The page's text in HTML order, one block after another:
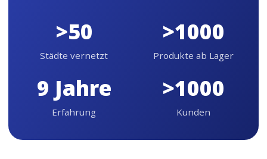
>50
Städte vernetzt
>1000
Produkte ab Lager
9 Jahre
Erfahrung
>1000
Kunden